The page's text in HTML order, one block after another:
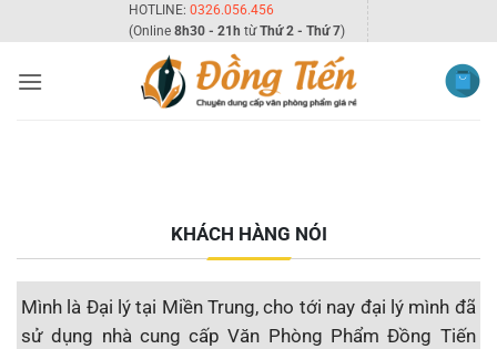
qua
dung
HOTLINE: 0326.056.456
(Online 8h30 - 21h từThứ 2 - Thứ 7)
KHÁCH HÀNG NÓI
Mình là Đại lý tại Miền Trung, cho tới nay đại lý mình đã
sử dụng nhà cung cấp Văn Phòng Phẩm Đồng Tiến